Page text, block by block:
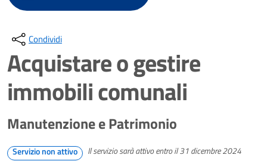
Condividi
Acquistare o gestire
immobili comunali
Manutenzione e Patrimonio
Servizio non attivo Il servizio sarà attivo entro il 31 dicembre 2024